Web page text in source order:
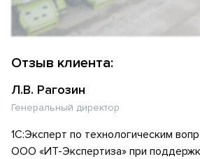
Отзыв клиента:
Л.В. Рагозин
Генеральный директор
1С:Эксперт по технологическим
ООО «ИТ-Экспертиза» при